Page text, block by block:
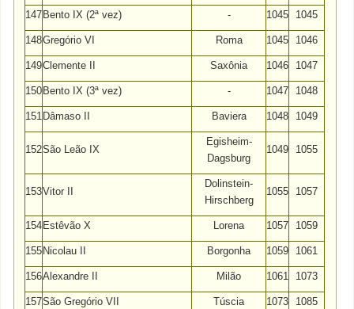
147 Bento IX (2ª vez) - 1045 1045
148Gregório VI Roma 1045 1046
149Clemente II Saxônia 1046 1047
150 Bento IX (3ª vez) - 1047 1048
151 Dâmaso II Baviera 1048 1049
152São Leão IX
Egisheim-
Dagsburg
1049 1055
153Vitor II
Dolinstein-
Hirschberg
1055 1057
154 Estêvão X Lorena 1057 1059
155 Nicolau II Borgonha 1059 1061
156Alexandre II Milão 1061 1073
157São Gregório VII Túscia 1073 1085